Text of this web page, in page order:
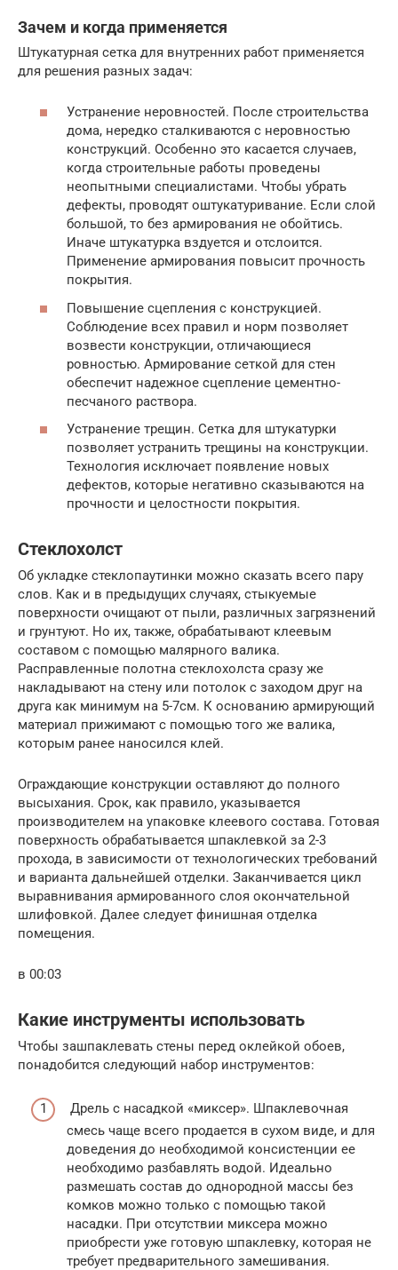
Зачем и когда применяется
Штукатурная сетка для внутренних работ применяется
для решения разных задач:
Устранение неровностей. После строительства
дома, нередко сталкиваются с неровностью
конструкций. Особенно это касается случаев,
когда строительные работы проведены
неопытными специалистами. Чтобы убрать
дефекты, проводят оштукатуривание. Если слой
большой, то без армирования не обойтись.
Иначе штукатурка вздуется и отслоится.
Применение армирования повысит прочность
покрытия.
Повышение сцепления с конструкцией.
Соблюдение всех правил и норм позволяет
возвести конструкции, отличающиеся
ровностью. Армирование сеткой для стен
обеспечит надежное сцепление цементно-
песчаного раствора.
Устранение трещин. Сетка для штукатурки
позволяет устранить трещины на конструкции.
Технология исключает появление новых
дефектов, которые негативно сказываются на
прочности и целостности покрытия.
Стеклохолст
Об укладке стеклопаутинки можно сказать всего пару
слов. Как и в предыдущих случаях, стыкуемые
поверхности очищают от пыли, различных загрязнений
и грунтуют. Но их, также, обрабатывают клеевым
составом с помощью малярного валика.
Расправленные полотна стеклохолста сразу же
накладывают на стену или потолок с заходом друг на
друга как минимум на 5-7см. К основанию армирующий
материал прижимают с помощью того же валика,
которым ранее наносился клей.
Ограждающие конструкции оставляют до полного
высыхания. Срок, как правило, указывается
производителем на упаковке клеевого состава. Готовая
поверхность обрабатывается шпаклевкой за 2-3
прохода, в зависимости от технологических требований
и варианта дальнейшей отделки. Заканчивается цикл
выравнивания армированного слоя окончательной
шлифовкой. Далее следует финишная отделка
помещения.
в 00:03
Какие инструменты использовать
Чтобы зашпаклевать стены перед оклейкой обоев,
понадобится следующий набор инструментов:
Дрель с насадкой «миксер». Шпаклевочная
смесь чаще всего продается в сухом виде, и для
доведения до необходимой консистенции ее
необходимо разбавлять водой. Идеально
размешать состав до однородной массы без
комков можно только с помощью такой
насадки. При отсутствии миксера можно
приобрести уже готовую шпаклевку, которая не
требует предварительного замешивания.